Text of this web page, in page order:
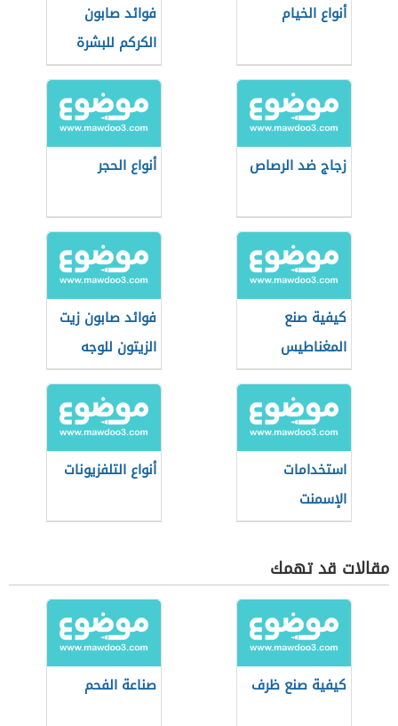
أنواع الخيام
فوائد صابون
الكركم للبشرة
زجاج ضد الرصاص أنواع الحجر
كيفية صنع
المغناطيس
فوائد صابون زيت
الزيتون للوجه
استخدامات
الإسمنت
أنواع التلفزيونات
مقالات قد تهمك
كيفية صنع ظرف صناعة الفحم